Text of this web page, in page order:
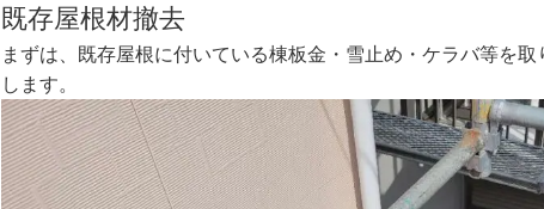
既存屋根材撤去
まずは、既存屋根に付いている棟板金・雪止め・ケラバ等を
します。